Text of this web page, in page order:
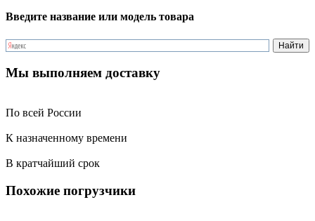
Введите название или модель товара
Мы выполняем доставку
По всей России
К назначенному времени
В кратчайший срок
Похожие погрузчики